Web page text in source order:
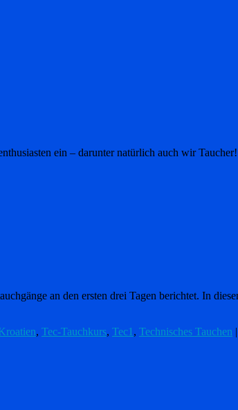
ein – darunter natürlich auch wir
an den ersten drei Tagen berichtet. In
, Tec-Tauchkurs, Tec1 , Technisches Tauchen |